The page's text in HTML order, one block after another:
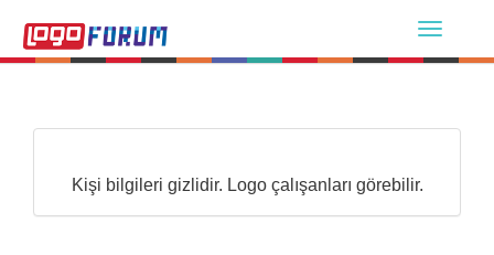
Kişi bilgileri gizlidir. Logo çalışanları görebilir.